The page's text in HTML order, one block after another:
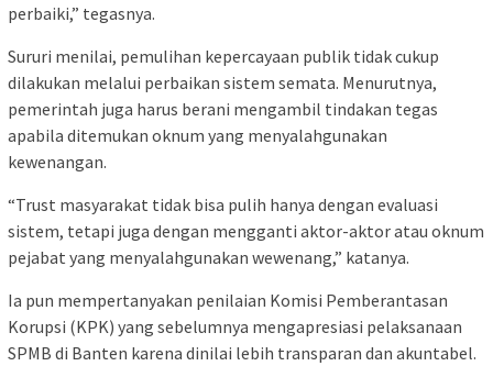
perbaiki,” tegasnya.
Sururi menilai, pemulihan kepercayaan publik tidak cukup
dilakukan melalui perbaikan sistem semata. Menurutnya,
pemerintah juga harus berani mengambil tindakan tegas
apabila ditemukan oknum yang menyalahgunakan
kewenangan.
“Trust masyarakat tidak bisa pulih hanya dengan evaluasi
sistem, tetapi juga dengan mengganti aktor-aktor atau oknum
pejabat yang menyalahgunakan wewenang,” katanya.
Ia pun mempertanyakan penilaian Komisi Pemberantasan
Korupsi (KPK) yang sebelumnya mengapresiasi pelaksanaan
SPMB di Banten karena dinilai lebih transparan dan akuntabel.